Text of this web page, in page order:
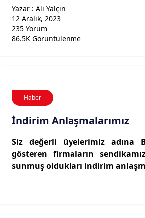
Yazar : Ali Yalçın
12 Aralık, 2023
235 Yorum
86.5K Görüntülenme
Haber
İndirim Anlaşmalarımız
Siz değerli üyelerimiz adına
gösteren firmaların
sunmuş oldukları indirim